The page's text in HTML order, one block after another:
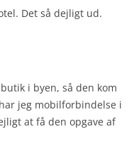
Det så dejligt ud.
butik i byen, så den kom
jeg mobilforbindelse i
at få den opgave af